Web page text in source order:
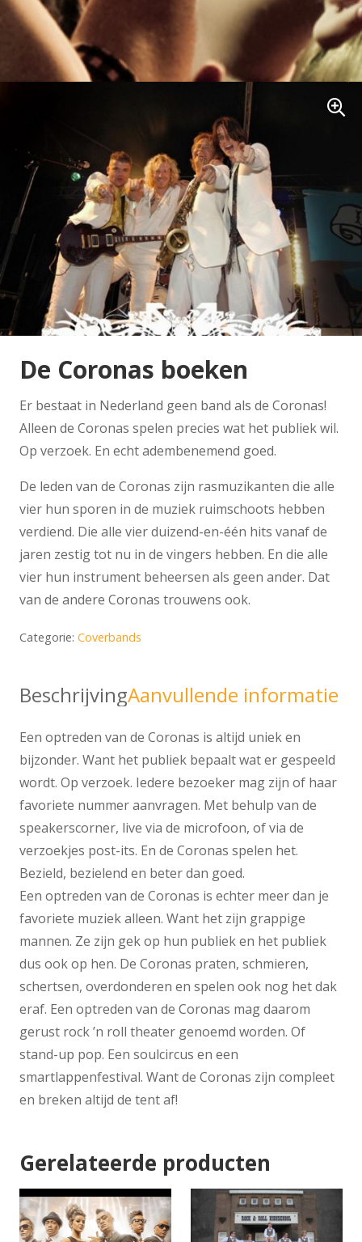
De Coronas boeken
Er bestaat in Nederland geen band als de Coronas!
Alleen de Coronas spelen precies wat het publiek wil.
Op verzoek. En echt adembenemend goed.
De leden van de Coronas zijn rasmuzikanten die alle
vier hun sporen in de muziek ruimschoots hebben
verdiend. Die alle vier duizend-en-één hits vanaf de
jaren zestig tot nu in de vingers hebben. En die alle
vier hun instrument beheersen als geen ander. Dat
van de andere Coronas trouwens ook.
Categorie: Coverbands
BeschrijvingAanvullende informatie
Een optreden van de Coronas is altijd uniek en
bijzonder. Want het publiek bepaalt wat er gespeeld
wordt. Op verzoek. Iedere bezoeker mag zijn of haar
favoriete nummer aanvragen. Met behulp van de
speakerscorner, live via de microfoon, of via de
verzoekjes post-its. En de Coronas spelen het.
Bezield, bezielend en beter dan goed.
Een optreden van de Coronas is echter meer dan je
favoriete muziek alleen. Want het zijn grappige
mannen. Ze zijn gek op hun publiek en het publiek
dus ook op hen. De Coronas praten, schmieren,
schertsen, overdonderen en spelen ook nog het dak
eraf. Een optreden van de Coronas mag daarom
gerust rock ’n roll theater genoemd worden. Of
stand-up pop. Een soulcircus en een
smartlappenfestival. Want de Coronas zijn compleet
en breken altijd de tent af!
Gerelateerde producten